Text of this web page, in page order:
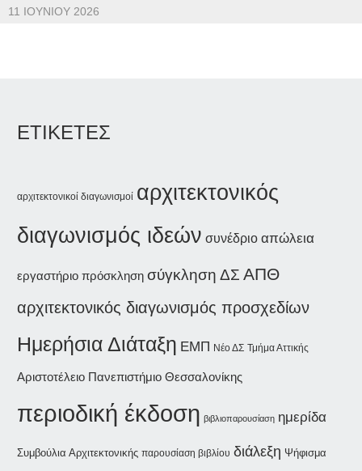
11 ΙΟΥΝΊΟΥ 2026
ΕΤΙΚΕΤΕΣ
αρχιτεκτονικοί διαγωνισμοί αρχιτεκτονικός
διαγωνισμός ιδεών συνέδριο απώλεια
εργαστήριο πρόσκληση σύγκληση ΔΣ ΑΠΘ
αρχιτεκτονικός διαγωνισμός προσχεδίων
Ημερήσια Διάταξη ΕΜΠ Νέο ΔΣ Τμήμα Αττικής
Αριστοτέλειο Πανεπιστήμιο Θεσσαλονίκης
περιοδική έκδοση βιβλιοπαρουσίαση ημερίδα
Συμβούλια Αρχιτεκτονικής παρουσίαση βιβλίου διάλεξη Ψήφισμα